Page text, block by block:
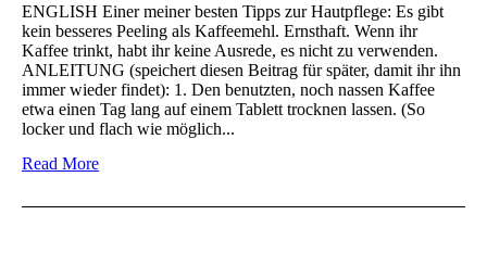
ENGLISH Einer meiner besten Tipps zur Hautpflege: Es gibt
kein besseres Peeling als Kaffeemehl. Ernsthaft. Wenn ihr
Kaffee trinkt, habt ihr keine Ausrede, es nicht zu verwenden.
ANLEITUNG (speichert diesen Beitrag für später, damit ihr ihn
immer wieder findet): 1. Den benutzten, noch nassen Kaffee
etwa einen Tag lang auf einem Tablett trocknen lassen. (So
locker und flach wie möglich...
Read More